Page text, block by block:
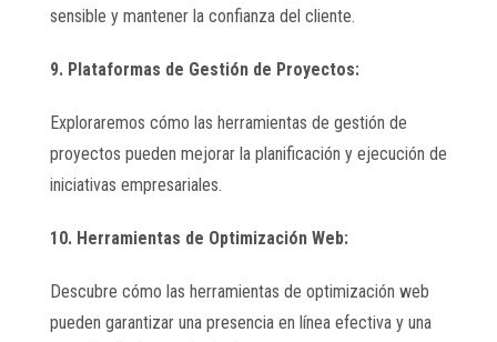
sensible y mantener la confianza del cliente.
9. Plataformas de Gestión de Proyectos:
Exploraremos cómo las herramientas de gestión de
proyectos pueden mejorar la planificación y ejecución de
iniciativas empresariales.
10. Herramientas de Optimización Web:
Descubre cómo las herramientas de optimización web
pueden garantizar una presencia en línea efectiva y una